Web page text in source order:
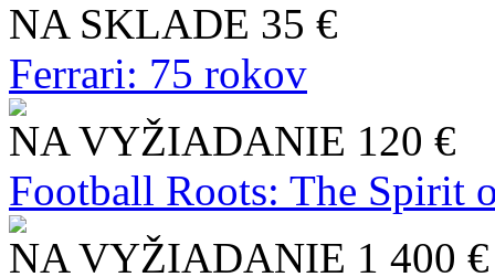
NA SKLADE 35 €
Ferrari: 75 rokov
NA VYŽIADANIE 120 €
Football Roots: The Spirit
NA VYŽIADANIE 1 400 €